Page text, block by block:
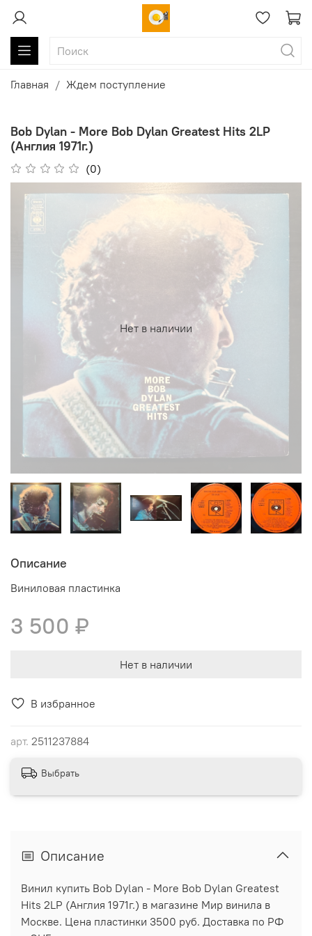
Главная Ждем поступление
Bob Dylan - More Bob Dylan Greatest Hits 2LP
(Англия 1971г.)
(0)
В избранное
арт. 2511237884
Нет в наличии
Описание
Виниловая пластинка
3 500 ₽
Нет в наличии
Выбрать
Описание
Винил купить Bob Dylan - More Bob Dylan Greatest
Hits 2LP (Англия 1971г.) в магазине Мир винила в
Москве. Цена пластинки 3500 руб. Доставка по РФ